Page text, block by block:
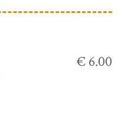
€ 6.00